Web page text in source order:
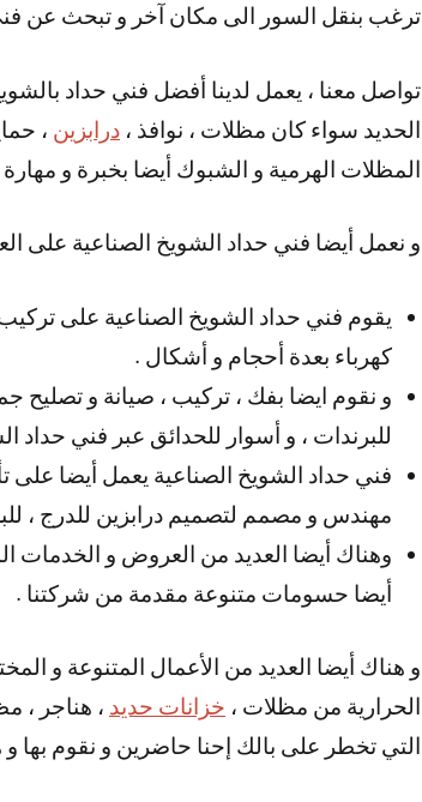
ترغب بنقل السور الى مكان آخر و تبحث عن
تواصل معنا ، يعمل لدينا أفضل فني حداد
الحديد سواء كان مظلات ، نوافذ ، درابزين ،
المظلات الهرمية و الشبوك أيضا بخبرة و مهارة
و نعمل أيضا فني حداد الشويخ الصناعية على
يقوم فني حداد الشويخ الصناعية على
كهرباء بعدة أحجام و أشكال .
و نقوم ايضا بفك ، تركيب ، صيانة و تصليح
للبرندات ، و أسوار للحدائق عبر فني حداد
فني حداد الشويخ الصناعية يعمل أيضا على
مهندس و مصمم لتصميم درابزين للدرج ،
وهناك أيضا العديد من العروض و الخدمات
أيضا حسومات متنوعة مقدمة من شركتنا .
و هناك أيضا العديد من الأعمال المتنوعة و
الحرارية من مظلات ، خزانات حديد ، هناجر ،
التي تخطر على بالك إحنا حاضرين و نقوم بها و